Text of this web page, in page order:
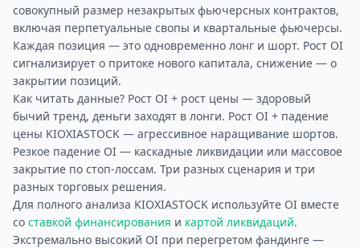
совокупный размер незакрытых фьючерсных контрактов,
включая перпетуальные свопы и квартальные фьючерсы.
Каждая позиция — это одновременно лонг и шорт. Рост OI
сигнализирует о притоке нового капитала, снижение — о
закрытии позиций.
Как читать данные? Рост OI + рост цены — здоровый
бычий тренд, деньги заходят в лонги. Рост OI + падение
цены KIOXIASTOCK — агрессивное наращивание шортов.
Резкое падение OI — каскадные ликвидации или массовое
закрытие по стоп-лоссам. Три разных сценария и три
разных торговых решения.
Для полного анализа KIOXIASTOCK используйте OI вместе
со ставкой финансирования и картой ликвидаций.
Экстремально высокий OI при перегретом фандинге —